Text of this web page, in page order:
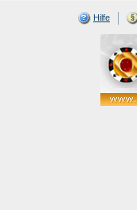
Hilfe